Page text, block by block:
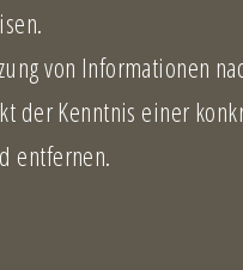
von Informationen
Kenntnis einer
entfernen.